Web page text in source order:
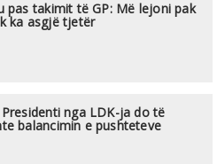
pas takimit të GP: Më lejoni pak
ka asgjë tjetër
nga LDK-ja do të
balancimin e pushteteve